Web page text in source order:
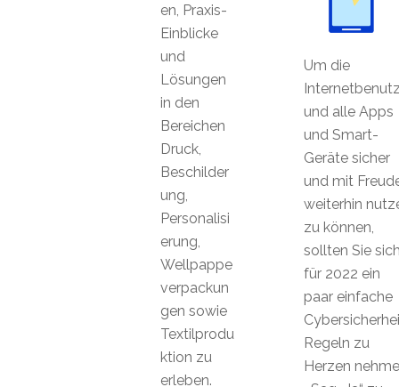
Um die
und alle Apps
und Smart-
Geräte sicher
und mit
weiterhin
zu können,
sollten Sie
für 2022 ein
paar einfache
Regeln zu
Herzen
en, Praxis-
Einblicke
und
Lösungen
in den
Bereichen
Druck,
Beschilder
ung,
Personalisi
erung,
Wellpappe
verpackun
gen sowie
Textilprodu
ktion zu
erleben.